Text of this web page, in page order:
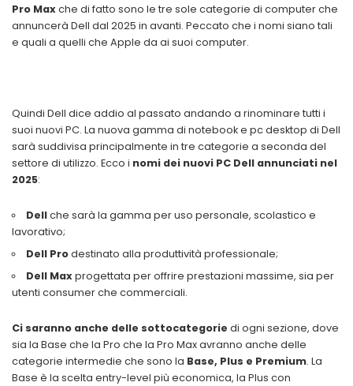
Pro Maxche di fatto sono le tre sole categorie di computer che
annuncerà Dell dal 2025 in avanti. Peccato che i nomi siano tali
e quali a quelli che Apple da ai suoi computer.
Quindi Dell dice addio al passato andando a rinominare tutti i
suoi nuovi PC. La nuova gamma di notebook e pc desktop di Dell
sarà suddivisa principalmente in tre categorie a seconda del
settore di utilizzo. Ecco i nomi dei nuovi PC Dell annunciati nel
2025:
Dellche sarà la gamma per uso personale, scolastico e
lavorativo;
Dell Prodestinato alla produttività professionale;
Dell Maxprogettata per offrire prestazioni massime, sia per
utenti consumer che commerciali.
Ci saranno anche delle sottocategorie di ogni sezione, dove
sia la Base che la Pro che la Pro Max avranno anche delle
categorie intermedie che sono la Base, Plus e Premium. La
Base è la scelta entry-level più economica, la Plus con